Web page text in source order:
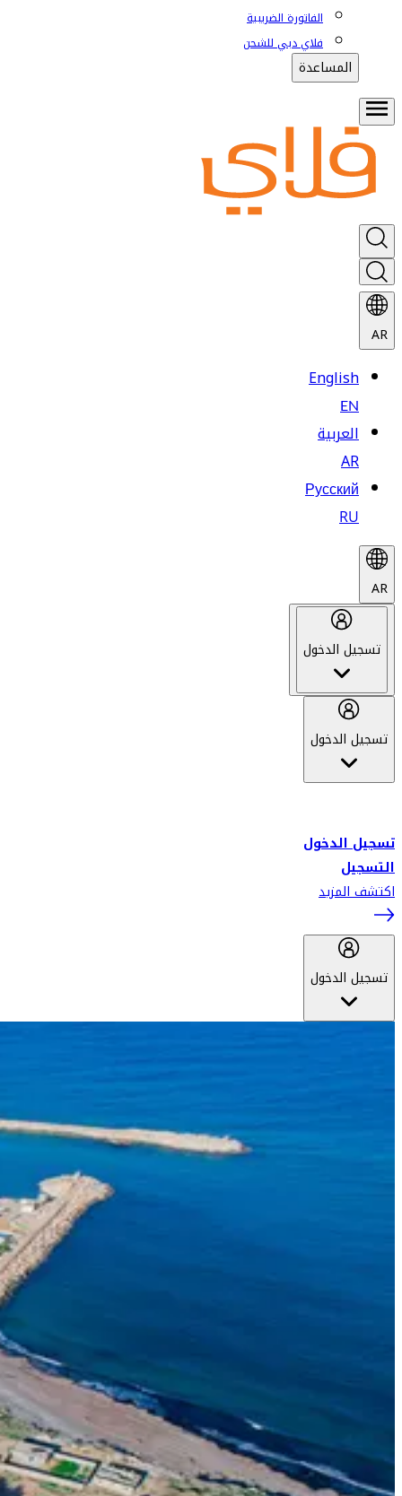
الفاتورة الضريبية
فلاي دبي للشحن
المساعدة
AR
English
EN
العربية
AR
Русский
RU
AR
تسجيل الدخول
تسجيل الدخول
تسجيل الدخول
التسجيل
اكتشف المزيد
تسجيل الدخول